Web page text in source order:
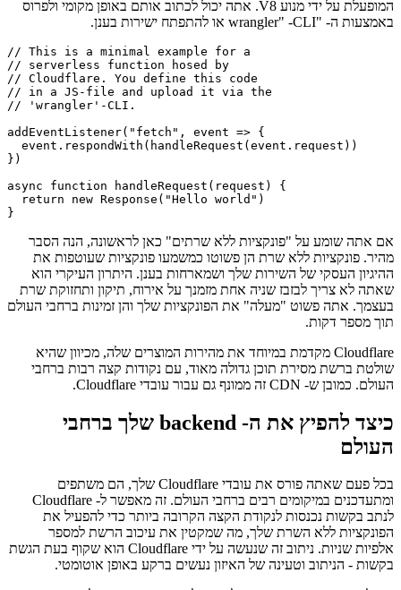
"backend-as-a-service", ו- Cloudflare Workers הוא חלק חשוב
מחבילה זו. עובדי Cloudflare הם פונקציות ללא שרתים, הכתובות ב-
המופעלת על ידי מנוע V8. אתה יכול לכתוב אותם באופן מקומי ולפרוס
// This is a minimal example for a
// serverless function hosed by
// Cloudflare. You define this code
// in a JS-file and upload it via the
// 'wrangler'-CLI.
addEventListener("fetch", event => {
  event.respondWith(handleRequest(event.request))
})
async function handleRequest(request) {
  return new Response("Hello world")
אם אתה שומע על "פונקציות ללא שרתים" כאן לראשונה, הנה הסבר
מהיר. פונקציות ללא שרת הן פשוטו כמשמעו פונקציות שעוטפות את
ההיגיון העסקי של השירות שלך ושמארחות בענן. היתרון העיקרי הוא
בעצמך. אתה פשוט "מעלה" את הפונקציות שלך והן זמינות ברחבי העולם
תוך מספר דקות.
שולטת ברשת מסירת תוכן גדולה מאוד, עם נקודות קצה רבות ברחבי
העולם. כמובן ש- CDN זה ממונף גם עבור עובדי Cloudflare.
כיצד להפיץ את ה- backend שלך ברחבי
העולם
בכל פעם שאתה פורס את עובדי Cloudflare שלך, הם משתפים
ומתעדכנים במיקומים רבים ברחבי העולם. זה מאפשר ל- Cloudflare
לנתב בקשות נכנסות לנקודת הקצה הקרובה ביותר כדי להפעיל את